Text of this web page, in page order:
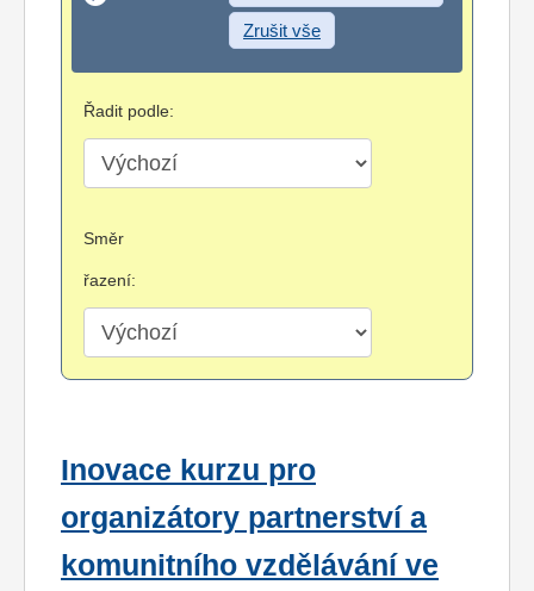
Zrušit vše
Řadit podle:
Směr
řazení:
Inovace kurzu pro
organizátory partnerství a
komunitního vzdělávání ve